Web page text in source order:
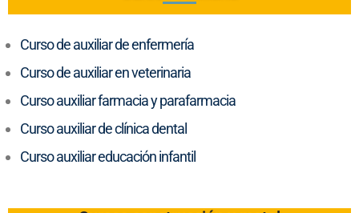
Curso de auxiliar de enfermería
Curso de auxiliar en veterinaria
Curso auxiliar farmacia y parafarmacia
Curso auxiliar de clínica dental
Curso auxiliar educación infantil